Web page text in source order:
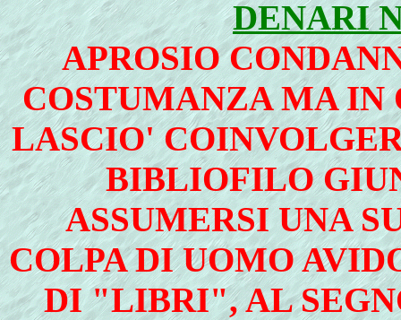
DENARI
APROSIO
COSTUMANZA MA IN
LASCIO'
BIBLIOFILO
ASSUMERSI UNA
COLPA DI UOMO
DI "LIBRI", AL